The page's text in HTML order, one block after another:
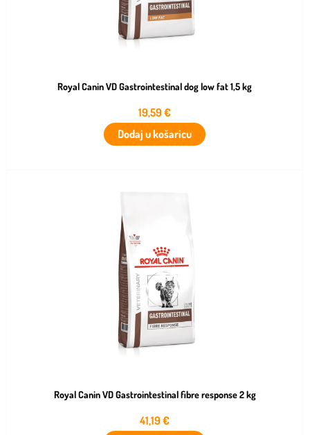
Royal Canin VD Gastrointestinal dog low fat 1,5 kg
19,59€
Dodaj u košaricu
Royal Canin VD Gastrointestinal fibre response 2 kg
41,19€